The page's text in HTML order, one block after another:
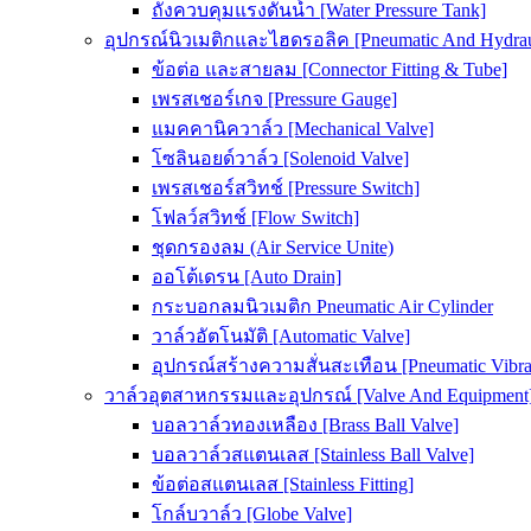
ถังควบคุมแรงดันน้ำ [Water Pressure Tank]
อุปกรณ์นิวเมติกและไฮดรอลิค [Pneumatic And
ข้อต่อ และสายลม [Connector Fitting & Tube]
เพรสเชอร์เกจ [Pressure Gauge]
แมคคานิควาล์ว [Mechanical Valve]
โซลินอยด์วาล์ว [Solenoid Valve]
เพรสเชอร์สวิทช์ [Pressure Switch]
โฟลว์สวิทช์ [Flow Switch]
ชุดกรองลม (Air Service Unite)
ออโต้เดรน [Auto Drain]
กระบอกลมนิวเมติก Pneumatic Air Cylinder
วาล์วอัตโนมัติ [Automatic Valve]
อุปกรณ์สร้างความสั่นสะเทือน [Pneumatic
วาล์วอุตสาหกรรมและอุปกรณ์ [Valve And
บอลวาล์วทองเหลือง [Brass Ball Valve]
บอลวาล์วสแตนเลส [Stainless Ball Valve]
ข้อต่อสแตนเลส [Stainless Fitting]
โกล์บวาล์ว [Globe Valve]